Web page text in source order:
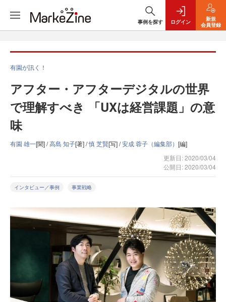
事例を探す ログイン
新規
会員登録
有園が訊く！
アフター・アフターデジタルの世界
で理解すべき 「UXは経営課題」の意
味
有園 雄一[聞] /高島 知子[著] /慎 芝賢[写] /安成 蓉子（編集部） [編]
更新日: 2020/03/04
公開日: 2020/03/04
インタビュー／事例 事業戦略